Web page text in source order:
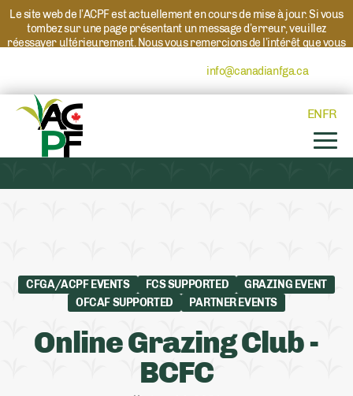
Le site web de l’ACPF est actuellement en cours de mise à jour. Si vous
tombez sur une page présentant un message d’erreur, veuillez
réessayer ultérieurement. Nous vous remercions de l’intérêt que vous
info@canadianfga.caet nous
ENFR
CFGA/ACPF EVENTS FCS SUPPORTED
GRAZING EVENT
OFCAF SUPPORTED
PARTNER EVENTS
Online Grazing Club -
BCFC